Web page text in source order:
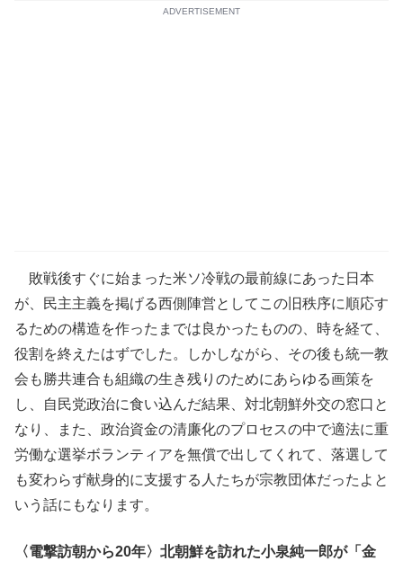
ADVERTISEMENT
敗戦後すぐに始まった米ソ冷戦の最前線にあった日本
が、民主主義を掲げる西側陣営としてこの旧秩序に順応す
るための構造を作ったまでは良かったものの、時を経て、
役割を終えたはずでした。しかしながら、その後も統一教
会も勝共連合も組織の生き残りのためにあらゆる画策を
し、自民党政治に食い込んだ結果、対北朝鮮外交の窓口と
なり、また、政治資金の清廉化のプロセスの中で適法に重
労働な選挙ボランティアを無償で出してくれて、落選して
も変わらず献身的に支援する人たちが宗教団体だったよと
いう話にもなります。
〈電撃訪朝から20年〉北朝鮮を訪れた小泉純一郎が「金